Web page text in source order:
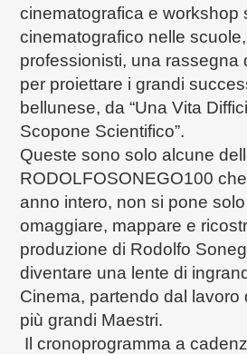
cinematografica e workshop
cinematografico nelle
professionisti, una rassegna
per proiettare i grandi
bellunese, da “Una Vita
Scopone Scientifico”.
Queste sono solo alcune
RODOLFOSONEGO100
anno intero, non si pone solo
omaggiare, mappare e
produzione di Rodolfo
diventare una lente di
Cinema, partendo dal lavoro
più grandi Maestri.
Il cronoprogramma a